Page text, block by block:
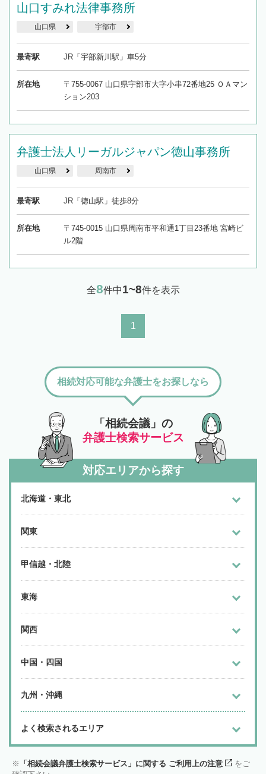
山口すみれ法律事務所
山口県 宇部市
最寄駅 JR「宇部新川駅」車5分
所在地
〒755-0067 山口県宇部市大字小串72番地25 ＯＡマン
ション203
弁護士法人リーガルジャパン徳山事務所
山口県 周南市
最寄駅 JR「徳山駅」徒歩8分
所在地
〒745-0015 山口県周南市平和通1丁目23番地 宮崎ビ
ル2階
全8件中1~8件を表示
1
「相続会議」の
弁護士検索サービス
相続対応可能な弁護士をお探しなら
対応エリアから探す
北海道・東北
関東
甲信越・北陸
東海
関西
中国・四国
九州・沖縄
よく検索されるエリア
「相続会議弁護士検索サービス」に関する ご利用上の注意
をご